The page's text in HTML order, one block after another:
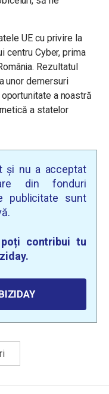
UE cu privire la
centru Cyber, prima
Rezultatul
unor demersuri
a noastră
a statelor
și nu a acceptat
din fonduri
publicitate sunt
contribui tu